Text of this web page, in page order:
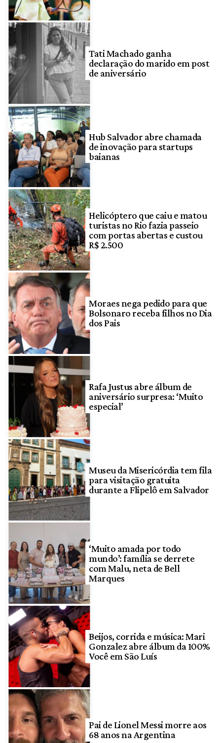
Tati Machado ganha
declaração do marido em post
de aniversário
Hub Salvador abre chamada
de inovação para startups
baianas
Helicóptero que caiu e matou
turistas no Rio fazia passeio
com portas abertas e custou
R$ 2.500
Moraes nega pedido para que
Bolsonaro receba filhos no Dia
dos Pais
Rafa Justus abre álbum de
aniversário surpresa: ‘Muito
especial’
Museu da Misericórdia tem fila
para visitação gratuita
durante a Flipelô em Salvador
‘Muito amada por todo
mundo’: família se derrete
com Malu, neta de Bell
Marques
Beijos, corrida e música: Mari
Gonzalez abre álbum da 100%
Você em São Luís
Pai de Lionel Messi morre aos
68 anos na Argentina